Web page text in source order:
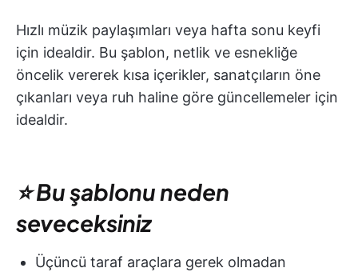
Hızlı müzik paylaşımları veya hafta sonu keyfi
için idealdir. Bu şablon, netlik ve esnekliğe
öncelik vererek kısa içerikler, sanatçıların öne
çıkanları veya ruh haline göre güncellemeler için
idealdir.
⭐ Bu şablonu neden
seveceksiniz
Üçüncü taraf araçlara gerek olmadan